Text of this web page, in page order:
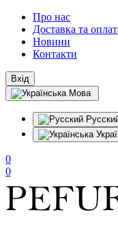
Про нас
Доставка та
Новини
Контакти
Вхід
Мова
0
0